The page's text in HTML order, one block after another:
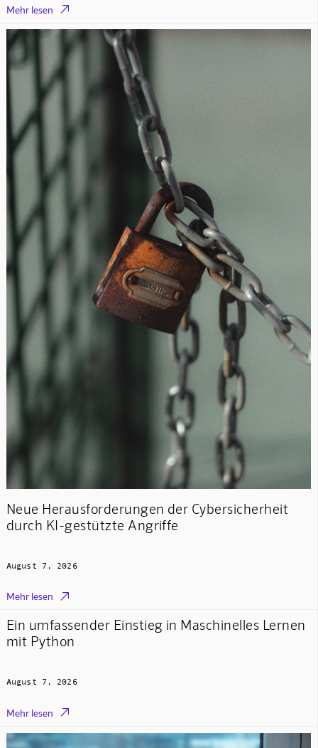
Mehr lesen 
Neue Herausforderungen der Cybersicherheit
durch KI-gestützte Angriffe
August 7, 2026
Mehr lesen 
Ein umfassender Einstieg in Maschinelles Lernen
mit Python
August 7, 2026
Mehr lesen 